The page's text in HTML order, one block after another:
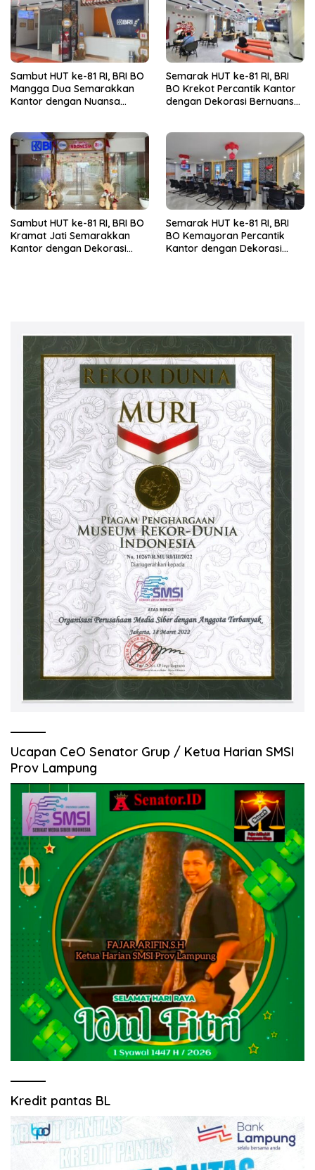
Sambut HUT ke-81 RI, BRI BO
Mangga Dua Semarakkan
Kantor dengan Nuansa
Semarak HUT ke-81 RI, BRI
BO Krekot Percantik Kantor
dengan Dekorasi Bernuansa
Sambut HUT ke-81 RI, BRI BO
Kramat Jati Semarakkan
Kantor dengan Dekorasi
Semarak HUT ke-81 RI, BRI
BO Kemayoran Percantik
Kantor dengan Dekorasi
Ucapan CeO Senator Grup / Ketua Harian SMSI
Prov Lampung
Kredit pantas BL